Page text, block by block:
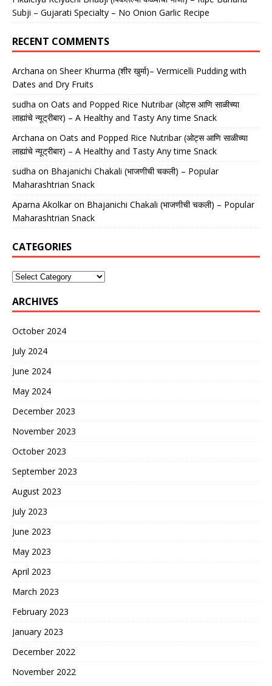
Subji – Gujarati Specialty – No Onion Garlic Recipe
RECENT COMMENTS
Archana on Sheer Khurma (शीर खुर्मा)– Vermicelli Pudding with
Dates and Dry Fruits
sudha on Oats and Popped Rice Nutribar (ओट्स आणि साळीच्या
लाह्यांचे न्यूट्रीबार) – A Healthy and Tasty Any time Snack
Archana on Oats and Popped Rice Nutribar (ओट्स आणि साळीच्या
लाह्यांचे न्यूट्रीबार) – A Healthy and Tasty Any time Snack
sudha on Bhajanichi Chakali (भाजणीची चकली) – Popular
Maharashtrian Snack
Aparna Akolkaron Bhajanichi Chakali (भाजणीची चकली) – Popular
Maharashtrian Snack
CATEGORIES
ARCHIVES
October 2024
July 2024
June 2024
May 2024
December 2023
November 2023
October 2023
September 2023
August 2023
July 2023
June 2023
May 2023
April 2023
March 2023
February 2023
January 2023
December 2022
November 2022